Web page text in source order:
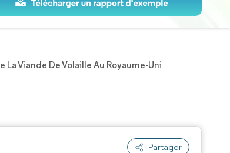
La Viande De Volaille Au Royaume-Uni
Partager